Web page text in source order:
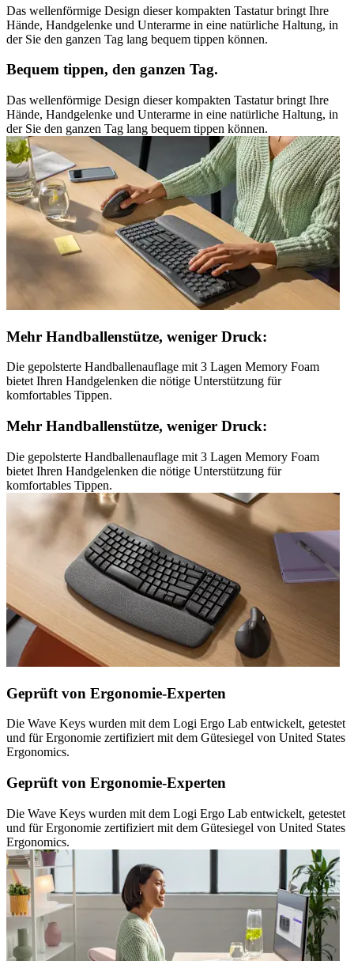
Das wellenförmige Design dieser kompakten Tastatur bringt Ihre
Hände, Handgelenke und Unterarme in eine natürliche Haltung, in
der Sie den ganzen Tag lang bequem tippen können.
Bequem tippen, den ganzen Tag.
Das wellenförmige Design dieser kompakten Tastatur bringt Ihre
Hände, Handgelenke und Unterarme in eine natürliche Haltung, in
der Sie den ganzen Tag lang bequem tippen können.
Mehr Handballenstütze, weniger Druck:
Die gepolsterte Handballenauflage mit 3 Lagen Memory Foam
bietet Ihren Handgelenken die nötige Unterstützung für
komfortables Tippen.
Mehr Handballenstütze, weniger Druck:
Die gepolsterte Handballenauflage mit 3 Lagen Memory Foam
bietet Ihren Handgelenken die nötige Unterstützung für
komfortables Tippen.
Geprüft von Ergonomie-Experten
Die Wave Keys wurden mit dem Logi Ergo Lab entwickelt, getestet
und für Ergonomie zertifiziert mit dem Gütesiegel von United States
Ergonomics.
Geprüft von Ergonomie-Experten
Die Wave Keys wurden mit dem Logi Ergo Lab entwickelt, getestet
und für Ergonomie zertifiziert mit dem Gütesiegel von United States
Ergonomics.